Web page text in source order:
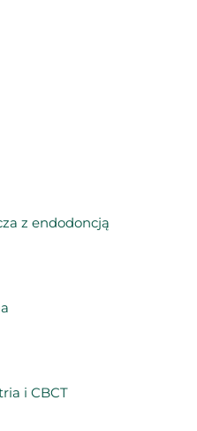
z endodoncją
i CBCT